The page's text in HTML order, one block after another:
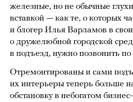
железные, но не обычные
вставкой — как те, о которых
и блогер Илья Варламов в
о дружелюбной городской
в подъезд, нужно позвонить
Отремонтированы и сами
их интерьеры теперь больше
обстановку в небогатом